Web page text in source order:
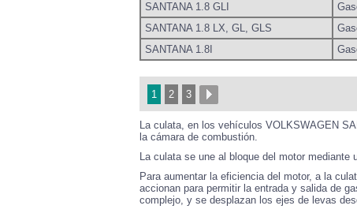
SANTANA 1.8 GLI
SANTANA 1.8 LX, GL, GLS
SANTANA 1.8I
1 2 3
La culata, en los vehículos VOLKSWAGEN
la cámara de combustión.
La culata se une al bloque del motor
Para aumentar la eficiencia del motor, a la
accionan para permitir la entrada y salida de
complejo, y se desplazan los ejes de levas